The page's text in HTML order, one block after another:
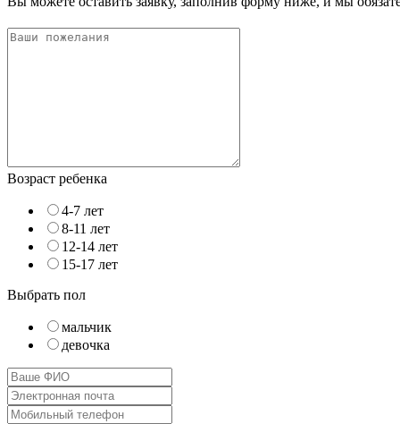
Возраст ребенка
4-7 лет
8-11 лет
12-14 лет
15-17 лет
Выбрать пол
мальчик
девочка